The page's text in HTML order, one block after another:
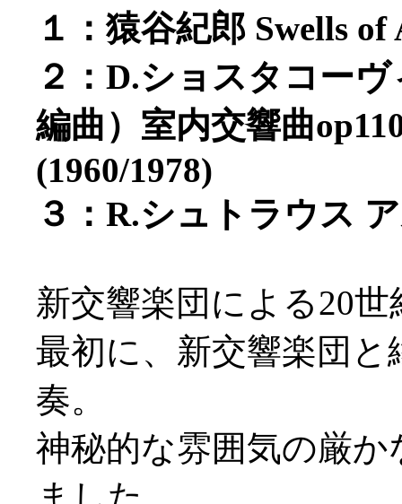
１：猿谷紀郎 Swells of
２：D.ショスタコー
編曲）室内交響曲
(1960/1978)
３：R.シュトラウス
新交響楽団による20
最初に、新交響楽団
奏。
神秘的な雰囲気の厳